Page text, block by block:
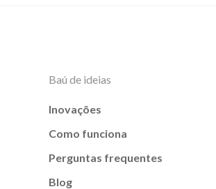
Baú de ideias
Inovações
Como funciona
Perguntas frequentes
Blog